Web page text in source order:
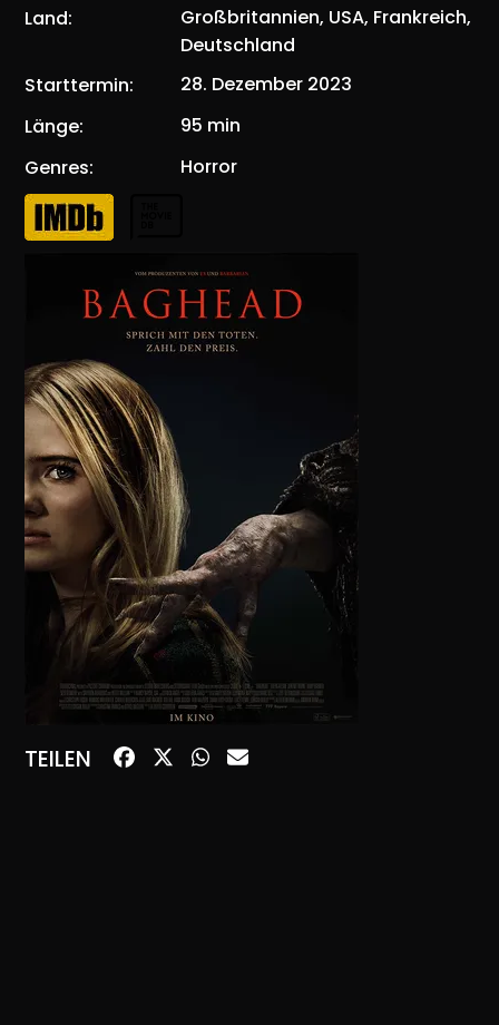
Land: Großbritannien, USA, Frankreich,
Deutschland
Starttermin:
28. Dezember 2023
Länge:
95 min
Genres: Horror
TEILEN